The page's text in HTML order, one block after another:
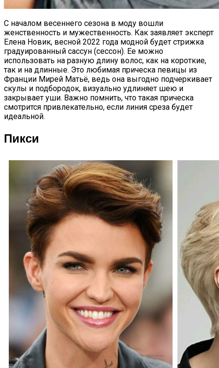
С началом весеннего сезона в моду вошли
женственность и мужественность. Как заявляет эксперт
Елена Новик, весной 2022 года модной будет стрижка
градуированный сассун (сессон). Ее можно
использовать на разную длину волос, как на короткие,
так и на длинные. Это любимая прическа певицы из
Франции Мирей Матьё, ведь она выгодно подчеркивает
скулы и подбородок, визуально удлиняет шею и
закрывает уши. Важно помнить, что такая прическа
смотрится привлекательно, если линия среза будет
идеальной.
Пикси